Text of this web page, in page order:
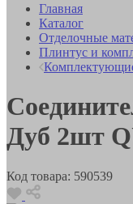
Главная
Каталог
Отделочные
Плинтус и
Дуб 2шт
Код товара: 590539